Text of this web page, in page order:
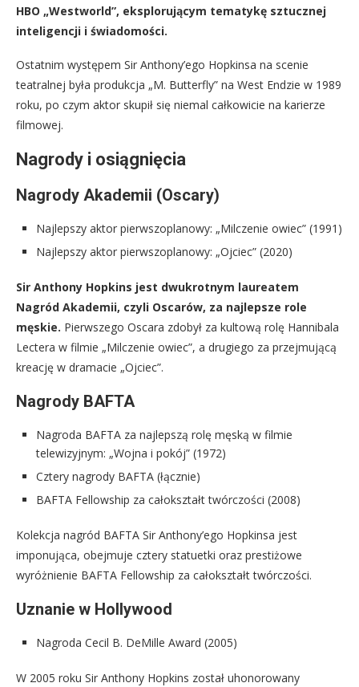
HBO „Westworld”, eksplorującym tematykę sztucznej
inteligencji i świadomości.
Ostatnim występem Sir Anthony’ego Hopkinsa na scenie
teatralnej była produkcja „M. Butterfly” na West Endzie w 1989
roku, po czym aktor skupił się niemal całkowicie na karierze
filmowej.
Nagrody i osiągnięcia
Nagrody Akademii (Oscary)
Najlepszy aktor pierwszoplanowy: „Milczenie owiec” (1991)
Najlepszy aktor pierwszoplanowy: „Ojciec” (2020)
Sir Anthony Hopkins jest dwukrotnym laureatem
Nagród Akademii, czyli Oscarów, za najlepsze role
męskie. Pierwszego Oscara zdobył za kultową rolę Hannibala
Lectera w filmie „Milczenie owiec”, a drugiego za przejmującą
kreację w dramacie „Ojciec”.
Nagrody BAFTA
Nagroda BAFTA za najlepszą rolę męską w filmie
telewizyjnym: „Wojna i pokój” (1972)
Cztery nagrody BAFTA (łącznie)
BAFTA Fellowship za całokształt twórczości (2008)
Kolekcja nagród BAFTA Sir Anthony’ego Hopkinsa jest
imponująca, obejmuje cztery statuetki oraz prestiżowe
wyróżnienie BAFTA Fellowship za całokształt twórczości.
Uznanie w Hollywood
Nagroda Cecil B. DeMille Award (2005)
W 2005 roku Sir Anthony Hopkins został uhonorowany